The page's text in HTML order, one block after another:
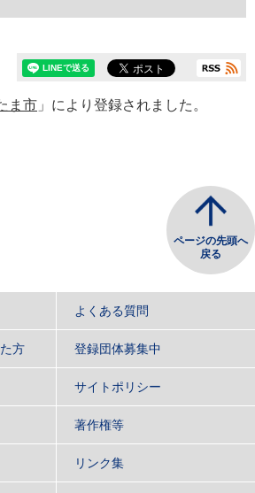
ま市 」により登録されました。
ページの先頭へ
戻る
よくある質問
方 登録団体募集中
サイトポリシー
著作権等
リンク集